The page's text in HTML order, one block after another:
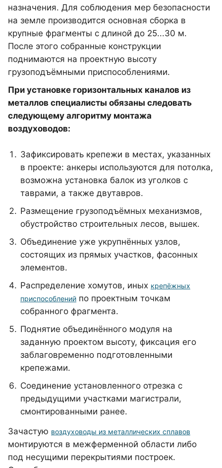
назначения. Для соблюдения мер безопасности
на земле производится основная сборка в
крупные фрагменты с длиной до 25...30 м.
После этого собранные конструкции
поднимаются на проектную высоту
грузоподъёмными приспособлениями.
При установке горизонтальных каналов из
металлов специалисты обязаны следовать
следующему алгоритму монтажа
воздуховодов:
Зафиксировать крепежи в местах, указанных
в проекте: анкеры используются для потолка,
возможна установка балок из уголков с
таврами, а также двутавров.
Размещение грузоподъёмных механизмов,
обустройство строительных лесов, вышек.
Объединение уже укрупнённых узлов,
состоящих из прямых участков, фасонных
элементов.
Распределение хомутов, иных крепёжных
приспособлений по проектным точкам
собранного фрагмента.
Поднятие объединённого модуля на
заданную проектом высоту, фиксация его
заблаговременно подготовленными
крепежами.
Соединение установленного отрезка с
предыдущими участками магистрали,
смонтированными ранее.
Зачастую воздуховоды из металлических сплавов
монтируются в межферменной области либо
под несущими перекрытиями построек.